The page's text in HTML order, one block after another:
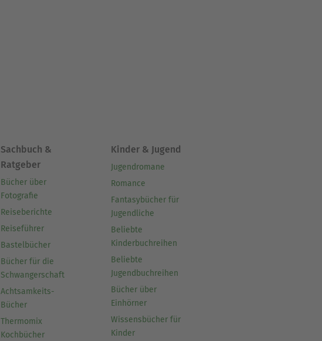
Sachbuch &
Ratgeber
Bücher über
Fotografie
Reiseberichte
Reiseführer
Bastelbücher
Bücher für die
Schwangerschaft
Achtsamkeits-
Bücher
Thermomix
Kochbücher
Kinder & Jugend
Jugendromane
Romance
Fantasybücher für
Jugendliche
Beliebte
Kinderbuchreihen
Beliebte
Jugendbuchreihen
Bücher über
Einhörner
Wissensbücher für
Kinder